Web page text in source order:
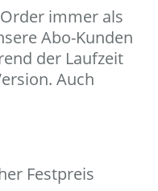
immer als
Abo-Kunden
der Laufzeit
Auch
Festpreis